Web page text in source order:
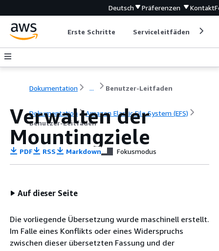
Deutsch Präferenzen Kontakt
Erste Schritte Serviceleitfäden
Dokumentation ... Benutzer-Leitfaden
Dokumentation
Amazon Elastic File System (EFS)
Benutzer-Leitfaden
Verwalten der
Mountingziele
PDF RSS Markdown Fokusmodus
Auf dieser Seite
Die vorliegende Übersetzung wurde maschinell erstellt.
Im Falle eines Konflikts oder eines Widerspruchs
zwischen dieser übersetzten Fassung und der